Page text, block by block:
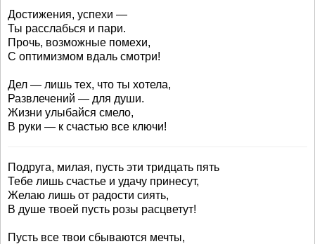
Достижения, успехи —
Ты расслабься и пари.
Прочь, возможные помехи,
С оптимизмом вдаль смотри!
Дел — лишь тех, что ты хотела,
Развлечений — для души.
Жизни улыбайся смело,
В руки — к счастью все ключи!
Подруга, милая, пусть эти тридцать пять
Тебе лишь счастье и удачу принесут,
Желаю лишь от радости сиять,
В душе твоей пусть розы расцветут!
Пусть все твои сбываются мечты,